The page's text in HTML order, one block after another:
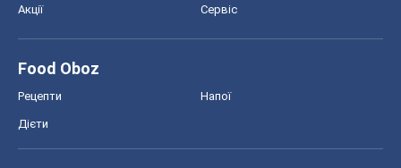
Акції Сервіс
Food Oboz
Рецепти Напої
Дієти